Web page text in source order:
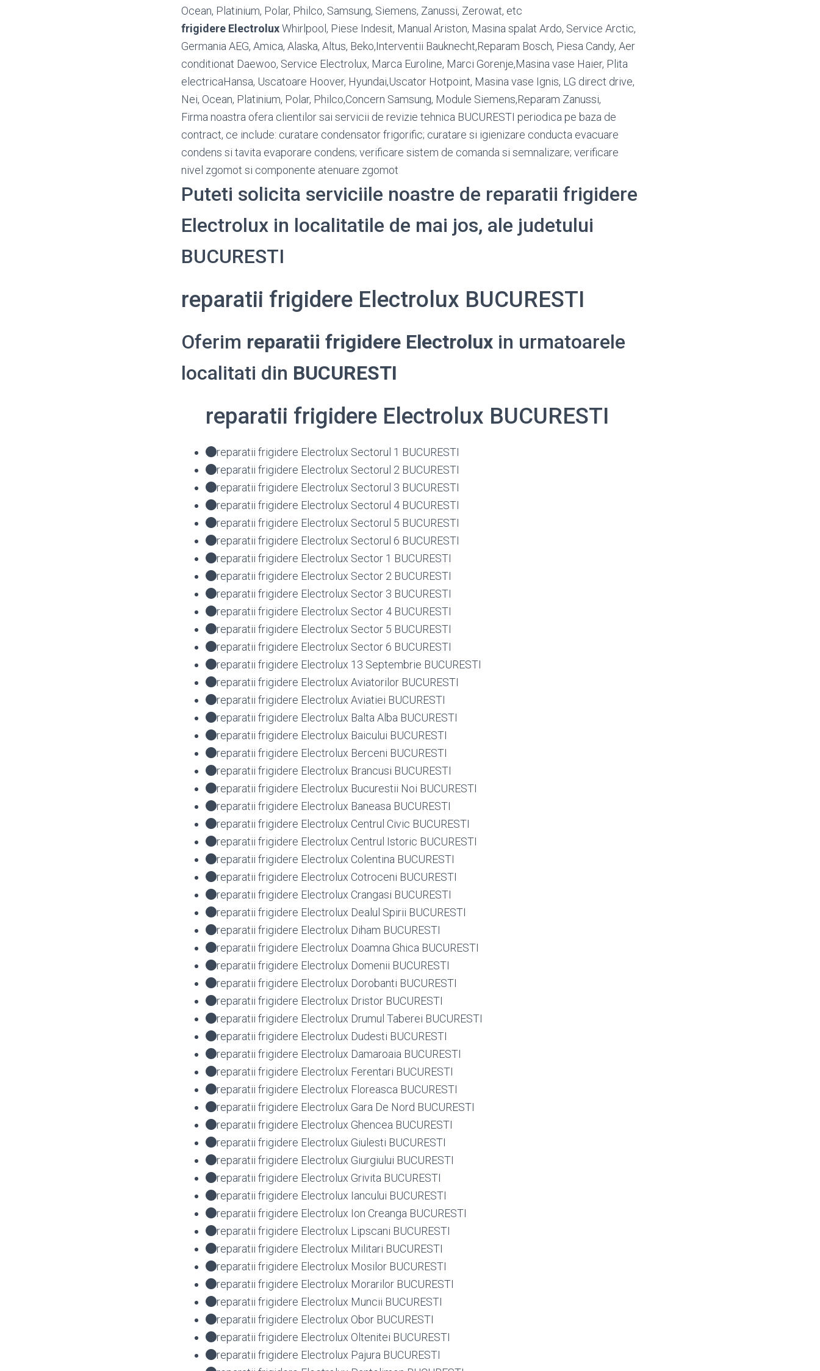
Ocean, Platinium, Polar, Philco, Samsung, Siemens, Zanussi, Zerowat, etc
frigidere ElectroluxWhirlpool, Piese Indesit, Manual Ariston, Masina spalat Ardo, Service Arctic,
Germania AEG, Amica, Alaska, Altus, Beko,Interventii Bauknecht,Reparam Bosch, Piesa Candy, Aer
conditionat Daewoo, Service Electrolux, Marca Euroline, Marci Gorenje,Masina vase Haier, Plita
electricaHansa, Uscatoare Hoover, Hyundai,Uscator Hotpoint, Masina vase Ignis, LG direct drive,
Nei, Ocean, Platinium, Polar, Philco,Concern Samsung, Module Siemens,Reparam Zanussi,
Firma noastra ofera clientilor sai servicii de revizie tehnica BUCURESTI periodica pe baza de
contract, ce include: curatare condensator frigorific; curatare si igienizare conducta evacuare
condens si tavita evaporare condens; verificare sistem de comanda si semnalizare; verificare
nivel zgomot si componente atenuare zgomot
Puteti solicita serviciile noastre de reparatii frigidere
Electrolux in localitatile de mai jos, ale judetului
BUCURESTI
reparatii frigidere Electrolux BUCURESTI
Oferim reparatii frigidere Electrolux in urmatoarele
localitati din BUCURESTI
reparatii frigidere Electrolux BUCURESTI
reparatii frigidere Electrolux Sectorul 1 BUCURESTI
reparatii frigidere Electrolux Sectorul 2 BUCURESTI
reparatii frigidere Electrolux Sectorul 3 BUCURESTI
reparatii frigidere Electrolux Sectorul 4 BUCURESTI
reparatii frigidere Electrolux Sectorul 5 BUCURESTI
reparatii frigidere Electrolux Sectorul 6 BUCURESTI
reparatii frigidere Electrolux Sector 1 BUCURESTI
reparatii frigidere Electrolux Sector 2 BUCURESTI
reparatii frigidere Electrolux Sector 3 BUCURESTI
reparatii frigidere Electrolux Sector 4 BUCURESTI
reparatii frigidere Electrolux Sector 5 BUCURESTI
reparatii frigidere Electrolux Sector 6 BUCURESTI
reparatii frigidere Electrolux 13 Septembrie BUCURESTI
reparatii frigidere Electrolux Aviatorilor BUCURESTI
reparatii frigidere Electrolux Aviatiei BUCURESTI
reparatii frigidere Electrolux Balta Alba BUCURESTI
reparatii frigidere Electrolux Baicului BUCURESTI
reparatii frigidere Electrolux Berceni BUCURESTI
reparatii frigidere Electrolux Brancusi BUCURESTI
reparatii frigidere Electrolux Bucurestii Noi BUCURESTI
reparatii frigidere Electrolux Baneasa BUCURESTI
reparatii frigidere Electrolux Centrul Civic BUCURESTI
reparatii frigidere Electrolux Centrul Istoric BUCURESTI
reparatii frigidere Electrolux Colentina BUCURESTI
reparatii frigidere Electrolux Cotroceni BUCURESTI
reparatii frigidere Electrolux Crangasi BUCURESTI
reparatii frigidere Electrolux Dealul Spirii BUCURESTI
reparatii frigidere Electrolux Diham BUCURESTI
reparatii frigidere Electrolux Doamna Ghica BUCURESTI
reparatii frigidere Electrolux Domenii BUCURESTI
reparatii frigidere Electrolux Dorobanti BUCURESTI
reparatii frigidere Electrolux Dristor BUCURESTI
reparatii frigidere Electrolux Drumul Taberei BUCURESTI
reparatii frigidere Electrolux Dudesti BUCURESTI
reparatii frigidere Electrolux Damaroaia BUCURESTI
reparatii frigidere Electrolux Ferentari BUCURESTI
reparatii frigidere Electrolux Floreasca BUCURESTI
reparatii frigidere Electrolux Gara De Nord BUCURESTI
reparatii frigidere Electrolux Ghencea BUCURESTI
reparatii frigidere Electrolux Giulesti BUCURESTI
reparatii frigidere Electrolux Giurgiului BUCURESTI
reparatii frigidere Electrolux Grivita BUCURESTI
reparatii frigidere Electrolux Iancului BUCURESTI
reparatii frigidere Electrolux Ion Creanga BUCURESTI
reparatii frigidere Electrolux Lipscani BUCURESTI
reparatii frigidere Electrolux Militari BUCURESTI
reparatii frigidere Electrolux Mosilor BUCURESTI
reparatii frigidere Electrolux Morarilor BUCURESTI
reparatii frigidere Electrolux Muncii BUCURESTI
reparatii frigidere Electrolux Obor BUCURESTI
reparatii frigidere Electrolux Oltenitei BUCURESTI
reparatii frigidere Electrolux Pajura BUCURESTI